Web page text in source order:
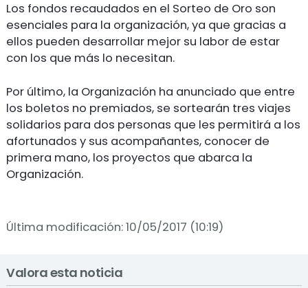
Los fondos recaudados en el Sorteo de Oro son
esenciales para la organización, ya que gracias a
ellos pueden desarrollar mejor su labor de estar
con los que más lo necesitan.
Por último, la Organización ha anunciado que entre
los boletos no premiados, se sortearán tres viajes
solidarios para dos personas que les permitirá a los
afortunados y sus acompañantes, conocer de
primera mano, los proyectos que abarca la
Organización.
Última modificación: 10/05/2017 (10:19)
Valora esta noticia